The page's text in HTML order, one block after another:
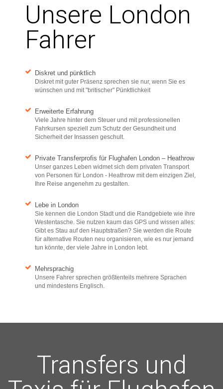
Unsere London
Fahrer
Diskret und pünktlich
Diskret mit guter Präsenz sprechen sie nur, wenn Sie es
wünschen und mit "britischer" Pünktlichkeit
Erweiterte Erfahrung
Viele Jahre hinter dem Steuer und mit professionellen
Fahrkursen speziell zum Schutz der Gesundheit und
Sicherheit der Insassen geschult.
Private Transferprofis für Flughafen London – Heathrow
Unser ganzes Leben widmet sich dem privaten Transport
von Personen für London - Heathrow mit dem einzigen Ziel,
Ihre Reise angenehm zu gestalten.
Lebe in London
Sie kennen die London Stadt und die Randgebiete wie ihre
Westentasche. Sie nutzen kaum das GPS und wissen alles:
Gibt es Stau auf den Hauptstraßen? Sie werden die Route
für alternative Routen neu organisieren, wie es nur jemand
tun könnte, der viele Jahre in London lebt.
Mehrsprachig
Unsere Fahrer sprechen größtenteils mehrere Sprachen
und mindestens Englisch.
Transfers und